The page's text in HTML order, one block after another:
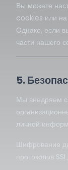
Вы можете
cookies или на
Однако, если
части нашего
5.
Мы внедряем
личной
Шифрование
протоколов